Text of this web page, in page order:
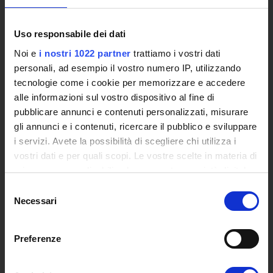
Uso responsabile dei dati
Noi e i nostri 1022 partner trattiamo i vostri dati
personali, ad esempio il vostro numero IP, utilizzando
tecnologie come i cookie per memorizzare e accedere
alle informazioni sul vostro dispositivo al fine di
pubblicare annunci e contenuti personalizzati, misurare
gli annunci e i contenuti, ricercare il pubblico e sviluppare
i servizi. Avete la possibilità di scegliere chi utilizza i
vostri dati e per quali scopi. Le vostre scelte in materia di
privacy sono applicabili solo su questa proprietà digitale
modificare o revocare il proprio consenso in qualsiasi
momento dalla Dichiarazione sui cookie o facendo clic
delNecessari
Preferenze
The eLearning infrastructure
Institutional websites and interacademic projects
Access to the Database of the Online Student Services
Certified E-mail
Rector Inbox
TEACHING
Degree Courses
Advanced training courses
Qualifying educational programs for initial teacher training,